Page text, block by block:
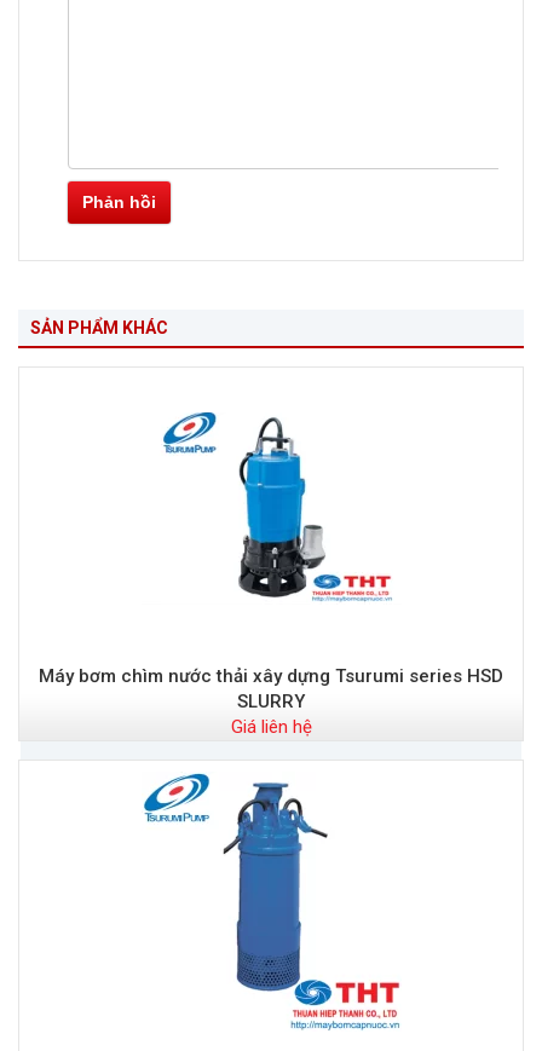
Phản hồi
SẢN PHẨM KHÁC
Máy bơm chìm nước thải xây dựng Tsurumi series HSD
SLURRY
Giá liên hệ